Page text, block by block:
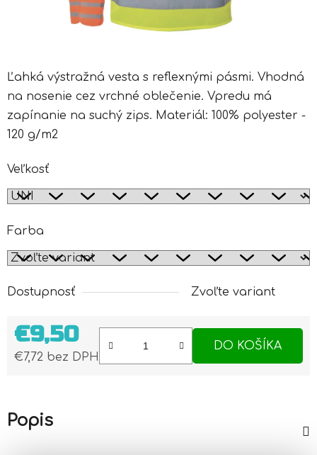
Ľahká výstražná vesta s reflexnými pásmi. Vhodná
na nosenie cez vrchné oblečenie. Vpredu má
zapínanie na suchý zips. Materiál: 100% polyester -
120 g/m2
Veľkosť
Farba
Dostupnosť Zvoľte variant
€9,50
€7,72 bez DPH
DO KOŠÍKA
Popis